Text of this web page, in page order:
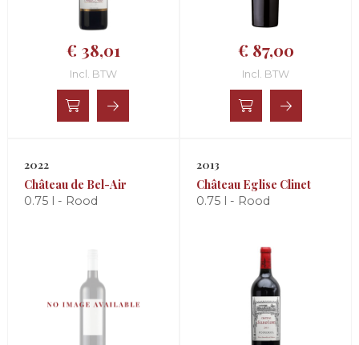
€ 38,01
Incl. BTW
€ 87,00
Incl. BTW
2022
Château de Bel-Air
0.75 l - Rood
2013
Château Eglise Clinet
0.75 l - Rood